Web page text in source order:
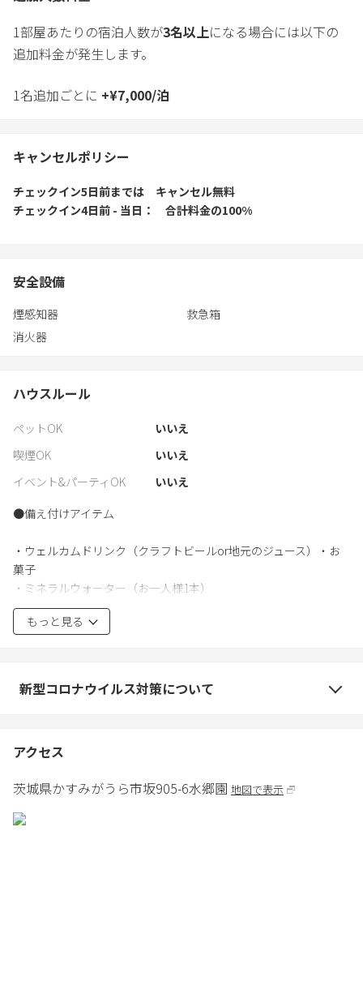
1部屋あたりの宿泊人数が3名以上になる場合には以下の
追加料金が発生します。
1名追加ごとに +¥7,000/泊
キャンセルポリシー
チェックイン5日前までは
キャンセル無料
チェックイン4日前 - 当日
合計料金の100%
安全設備
煙感知器
救急箱
消火器
ハウスルール
ペットOK
いいえ
喫煙OK
いいえ
イベント&パーティOK
いいえ
●備え付けアイテム
・ウェルカムドリンク（クラフトビールor地元のジュース）・お
菓子
・ミネラルウォーター（お一人様1本）
・コーヒー、緑茶
・無料レンタサイクル
器カラトリー類
・クラフトビール、コーラ、ジュース等（有料）
館内WiFi完備/クレジット決済可（VISA・Master・JCB・AMEX・
子/コーヒー・紅茶/朝食サービス/無料レンタサイクル/エキストラ
ベッド対応可/無料駐車場/英語対応可
もっと見る
新型コロナウイルス対策について
アクセス
茨城県かすみがうら市坂905-6水郷園 地図で表示